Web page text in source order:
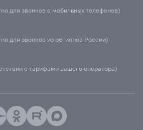
для звонков с мобильных телефонов)
для звонков из регионов России)
с тарифами вашего оператора)